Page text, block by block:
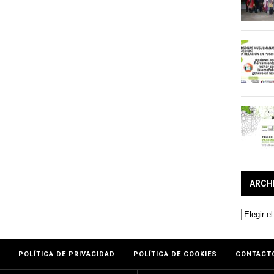
Archivos
POLÍTICA DE PRIVACIDAD POLÍTICA DE COOKIES